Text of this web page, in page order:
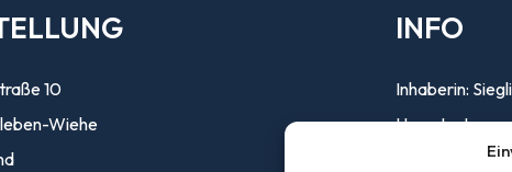
10
Wiehe
INFO
Inhaberin:
Steuer-Nr.